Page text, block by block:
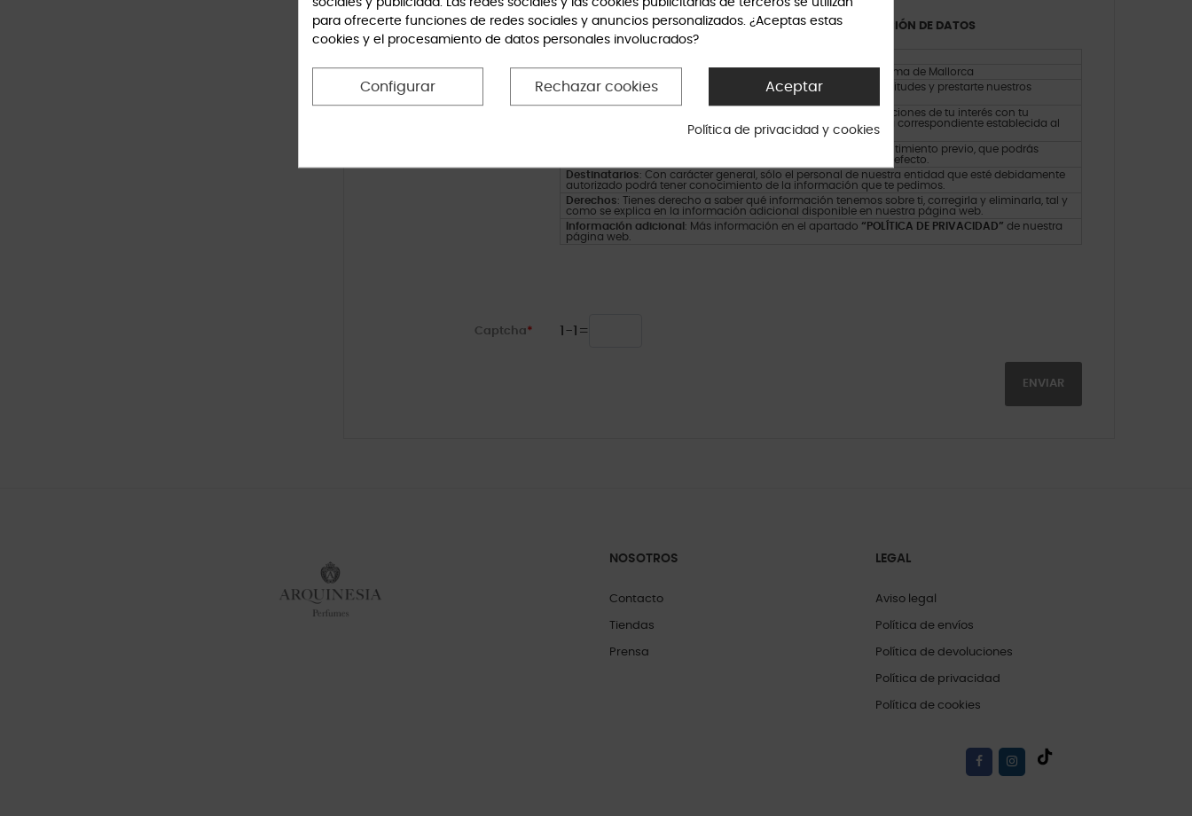
INFORMACIÓN BÁSICA SOBRE PROTECCIÓN DE DATOS
Dirección del responsable
: Carrer de Sant Gaietà 6a, 07012 Palma de Mallorca
Finalidad: Tus datos serán usados para poder atender tus solicitudes y prestarte nuestros
servicios, incluyendo el comercio electrónico.
: Únicamente te enviaremos comunicaciones de tu interés con tu
autorización previa, que podrás facilitarnos mediante la casilla correspondiente establecida al
: Únicamente trataremos tus datos con tu consentimiento previo, que podrás
facilitarnos mediante la casilla correspondiente establecida al efecto.
Destinatarios: Con carácter general, sólo el personal de nuestra entidad que esté debidamente
autorizado podrá tener conocimiento de la información que te pedimos.
Derechos: Tienes derecho a saber qué información tenemos sobre ti, corregirla y eliminarla, tal y
como se explica en la información adicional disponible en nuestra página web.
Información adicional : Más información en el apartado “POLÍTICA DE PRIVACIDAD” de nuestra
página web.
Captcha 1 -1 =
NOSOTROS
Contacto
Tiendas
Prensa
LEGAL
Aviso legal
Política de envíos
Política de devoluciones
Política de privacidad
Política de cookies
sociales y publicidad. Las redes sociales y las cookies publicitarias de terceros se utilizan
para ofrecerte funciones de redes sociales y anuncios personalizados. ¿Aceptas estas
cookies y el procesamiento de datos personales involucrados?
Aceptar
Rechazar cookies
Configurar
Política de privacidad y cookies